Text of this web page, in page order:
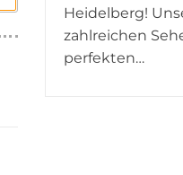
Heidelberg!
zahlreichen
perfekten…